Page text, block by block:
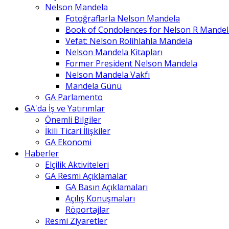
Nelson Mandela
Fotoğraflarla Nelson Mandela
Book of Condolences for Nelson R
Vefat: Nelson Rolihlahla Mandela
Nelson Mandela Kitapları
Former President Nelson Mandela
Nelson Mandela Vakfı
Mandela Günü
GA Parlamento
GA'da İş ve Yatırımlar
Önemli Bilgiler
İkili Ticari İlişkiler
GA Ekonomi
Haberler
Elçilik Aktiviteleri
GA Resmi Açıklamalar
GA Basın Açıklamaları
Açılış Konuşmaları
Röportajlar
Resmi Ziyaretler